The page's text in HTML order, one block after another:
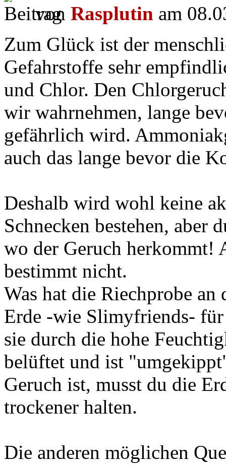
von Rasplutin am
Zum Glück ist der
Gefahrstoffe sehr
und Chlor. Den
wir wahrnehmen, lange
gefährlich wird.
auch das lange bevor die
Deshalb wird wohl keine
Schnecken bestehen, aber
wo der Geruch herkommt!
bestimmt nicht.
Was hat die Riechprobe an
Erde -wie Slimyfriends-
sie durch die hohe
belüftet und ist
Geruch ist, musst du die
trockener halten.
Die anderen möglichen